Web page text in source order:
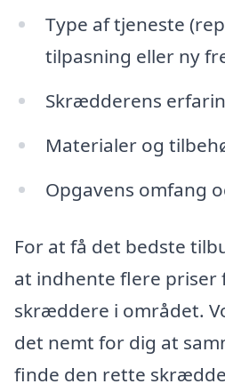
Type af tjeneste
tilpasning eller ny
Skrædderens
Materialer og
Opgavens omfang
For at få det bedste
at indhente flere priser
skræddere i området.
det nemt for dig at
finde den rette